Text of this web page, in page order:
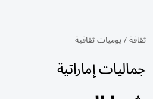
ثقافة/يوميات ثقافية
جماليات إماراتية